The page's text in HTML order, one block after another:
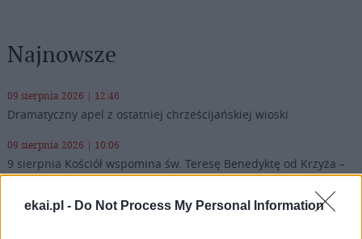
ekai.pl - Do Not Process My Personal Information
Najnowsze
09 sierpnia 2026 | 12:46
Dramatyczny apel z ostatniej chrześcijańskiej wioski
09 sierpnia 2026 | 10:06
9 sierpnia Kościół wspomina św. Teresę Benedyktę od Krzyża –
Edytę Stein
09 sierpnia 2026 | 09:58